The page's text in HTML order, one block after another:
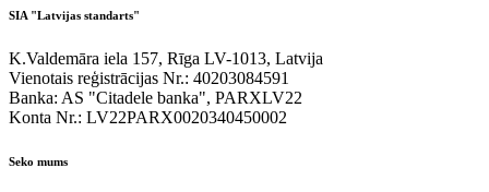
SIA "Latvijas standarts"
K.Valdemāra iela 157, Rīga LV-1013, Latvija
Vienotais reģistrācijas Nr.: 40203084591
Banka: AS "Citadele banka", PARXLV22
Konta Nr.: LV22PARX0020340450002
Seko mums